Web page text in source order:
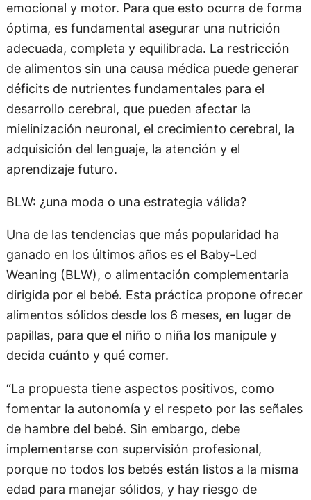
emocional y motor. Para que esto ocurra de forma
óptima, es fundamental asegurar una nutrición
adecuada, completa y equilibrada. La restricción
de alimentos sin una causa médica puede generar
déficits de nutrientes fundamentales para el
desarrollo cerebral, que pueden afectar la
mielinización neuronal, el crecimiento cerebral, la
adquisición del lenguaje, la atención y el
aprendizaje futuro.
BLW: ¿una moda o una estrategia válida?
Una de las tendencias que más popularidad ha
ganado en los últimos años es el Baby-Led
Weaning (BLW), o alimentación complementaria
dirigida por el bebé. Esta práctica propone ofrecer
alimentos sólidos desde los 6 meses, en lugar de
papillas, para que el niño o niña los manipule y
decida cuánto y qué comer.
“La propuesta tiene aspectos positivos, como
fomentar la autonomía y el respeto por las señales
de hambre del bebé. Sin embargo, debe
implementarse con supervisión profesional,
porque no todos los bebés están listos a la misma
edad para manejar sólidos, y hay riesgo de